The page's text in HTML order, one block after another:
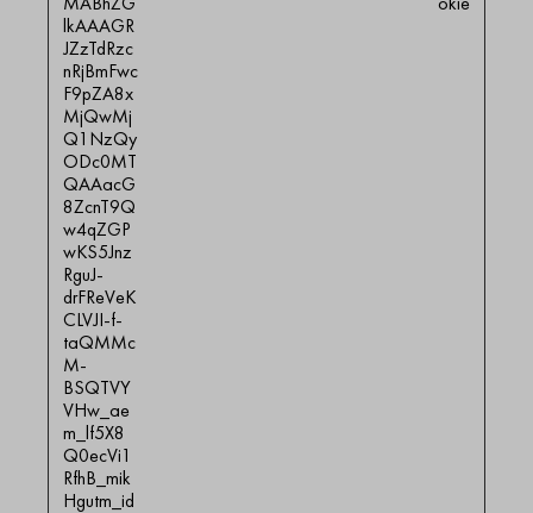
lkAAAGR
JZzTdRzc
nRjBmFwc
F9pZA8x
MjQwMj
Q1NzQy
ODc0MT
QAAacG
8ZcnT9Q
w4qZGP
wKS5Jnz
RguJ-
drFReVeK
CLVJI-f-
taQMMc
M-
BSQTVY
VHw_ae
m_lf5X8
Q0ecVi1
RfhB_mik
Hgutm_id